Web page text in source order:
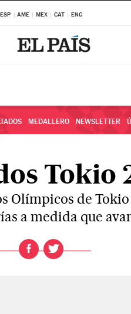
ESP AME MEX CAT ENG
MEDALLERO NEWSLETTER
Tokio
Olímpicos de
a medida que